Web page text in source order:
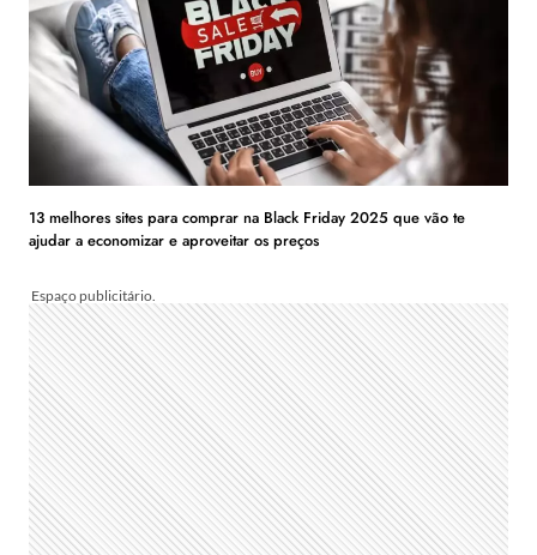
13 melhores sites para comprar na Black Friday 2025 que vão te
ajudar a economizar e aproveitar os preços